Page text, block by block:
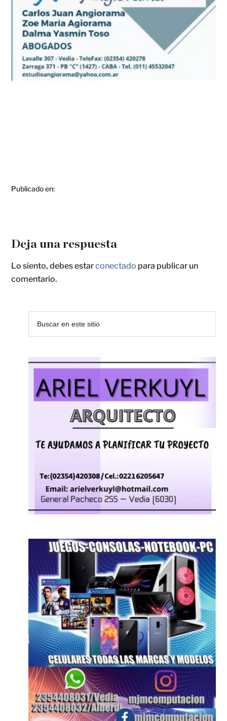
Publicado en:
Deja una respuesta
Lo siento, debes estarconectado para publicar un
comentario.